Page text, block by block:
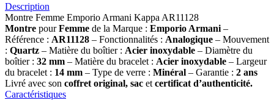
Description
Montre Femme Emporio Armani Kappa AR11128
Montre pourFemme de la Marque : Emporio Armani –
Référence : AR11128 – Fonctionnalités : Analogique – Mouvement
: Quartz – Matière du boîtier : Acier inoxydable – Diamètre du
boîtier : 32 mm – Matière du bracelet : Acier inoxydable – Largeur
du bracelet : 14 mm – Type de verre : Minéral – Garantie : 2 ans
Livré avec son coffret original, sac et certificat d’authenticité.
Caractéristiques